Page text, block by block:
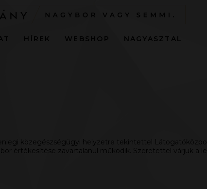
HÍREK WEBSHOP NAGYASZTAL
közegészségügyi helyzetre tekintettel
értékesítése zavartalanul működik. Szeretettel várjuk a